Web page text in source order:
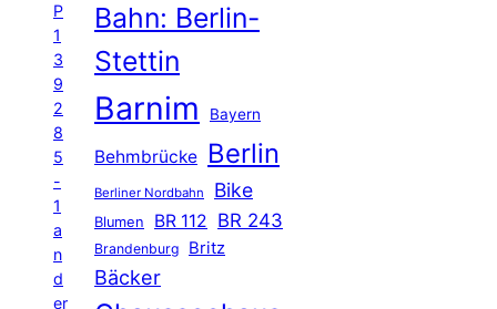
P
1
3
9
2
8
5
-
1
a
n
d
er
Bahn: Berlin-
Stettin
Barnim Bayern
Behmbrücke Berlin
Berliner Nordbahn Bike
Blumen BR 112 BR 243
Brandenburg Britz
Bäcker